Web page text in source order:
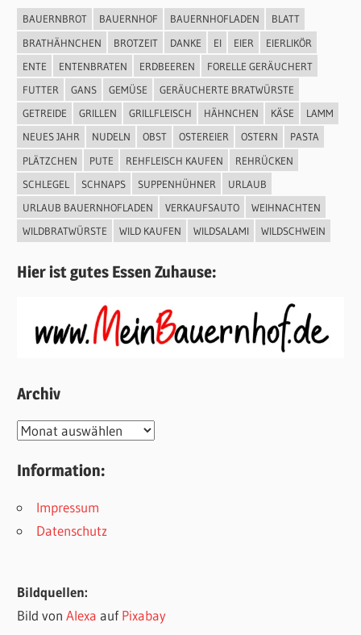
BAUERNBROT BAUERNHOF BAUERNHOFLADEN
BLATT
BRATHÄHNCHEN
BROTZEIT DANKE EI EIER
EIERLIKÖR
ENTE
ENTENBRATEN ERDBEEREN
FORELLE GERÄUCHERT
FUTTER
GANS GEMÜSE
GERÄUCHERTE BRATWÜRSTE
GETREIDE
GRILLEN GRILLFLEISCH HÄHNCHEN KÄSE
LAMM
NEUES JAHR
NUDELN OBST OSTEREIER OSTERN
PASTA
PLÄTZCHEN
PUTE REHFLEISCH KAUFEN
REHRÜCKEN
SCHLEGEL
SCHNAPS SUPPENHÜHNER
URLAUB
URLAUB BAUERNHOFLADEN
VERKAUFSAUTO
WEIHNACHTEN
WILDBRATWÜRSTE
WILD KAUFEN WILDSALAMI WILDSCHWEIN
Hier ist gutes Essen Zuhause:
Archiv
Archiv
Information:
Impressum
Datenschutz
Bildquellen:
Bild vonAlexa aufPixabay